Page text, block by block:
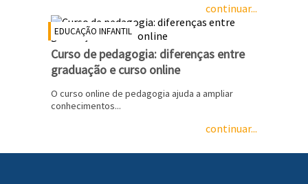
continuar...
EDUCAÇÃO INFANTIL
Curso de pedagogia: diferenças entre
graduação e curso online
O curso online de pedagogia ajuda a ampliar
conhecimentos...
continuar...